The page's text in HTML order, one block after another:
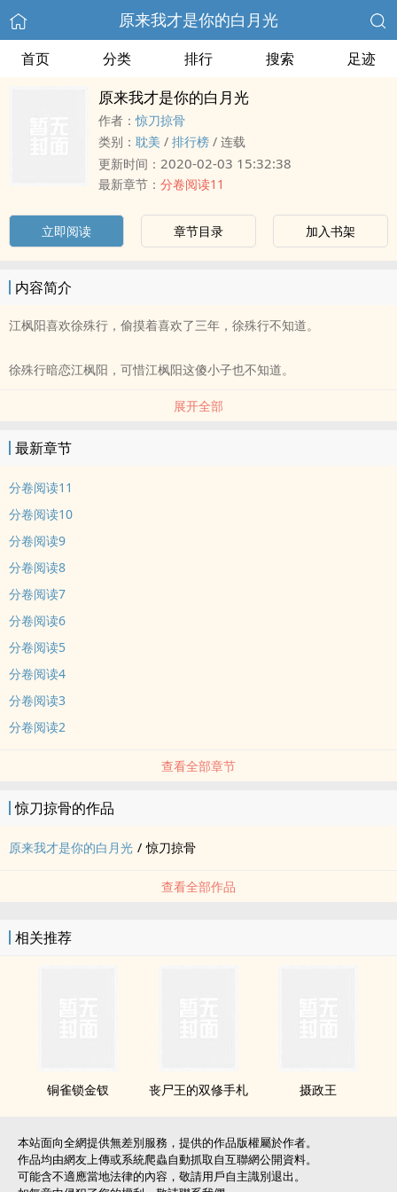
原来我才是你的白月光
首页 分类 排行 搜索 足迹
原来我才是你的白月光
作者：惊刀掠骨
类别： 耽美 / 排行榜 / 连载
更新时间： 2020-02-03 15:32:38
最新章节： 分卷阅读11
立即阅读 章节目录 加入书架
内容简介
江枫阳喜欢徐殊行，偷摸着喜欢了三年，徐殊行不知道。
徐殊行暗恋江枫阳，可惜江枫阳这傻小子也不知道。
报考大学时，江枫阳毫不犹豫地选了徐殊行读的学校，就为了能再多
***
——
江枫阳：哥，祝你们幸福。
徐殊行：？
江枫阳：哥，我是很认真地在说。可即使是恋爱，你们也要注意一下
影响，这种事还是低调一点比较好。
徐殊行：那小女朋友你教教我，咱俩怎么恋爱算是比较低调呢？
江枫阳：.......（耳朵尖红透了）
逻辑废，请不要太在意。
内容标签： 甜文 现代架空 爽文 校园
展开全部
最新章节
分卷阅读11
分卷阅读10
分卷阅读9
分卷阅读8
分卷阅读7
分卷阅读6
分卷阅读5
分卷阅读4
分卷阅读3
分卷阅读2
查看全部章节
惊刀掠骨的作品
原来我才是你的白月光 / 惊刀掠骨
查看全部作品
相关推荐
铜雀锁金钗 丧尸王的双修手札 摄政王
本站面向全網提供無差別服務，提供的作品版權屬於作者。
作品均由網友上傳或系統爬蟲自動抓取自互聯網公開資料。
可能含不適應當地法律的內容，敬請用戶自主識別退出。